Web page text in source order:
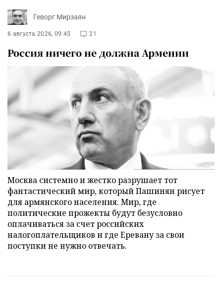
Геворг Мирзаян
6 августа 2026, 09:45 21
Россия ничего не должна Армении
Москва системно и жестко разрушает тот
фантастический мир, который Пашинян рисует
для армянского населения. Мир, где
политические прожекты будут безусловно
оплачиваться за счет российских
налогоплательщиков и где Еревану за свои
поступки не нужно отвечать.